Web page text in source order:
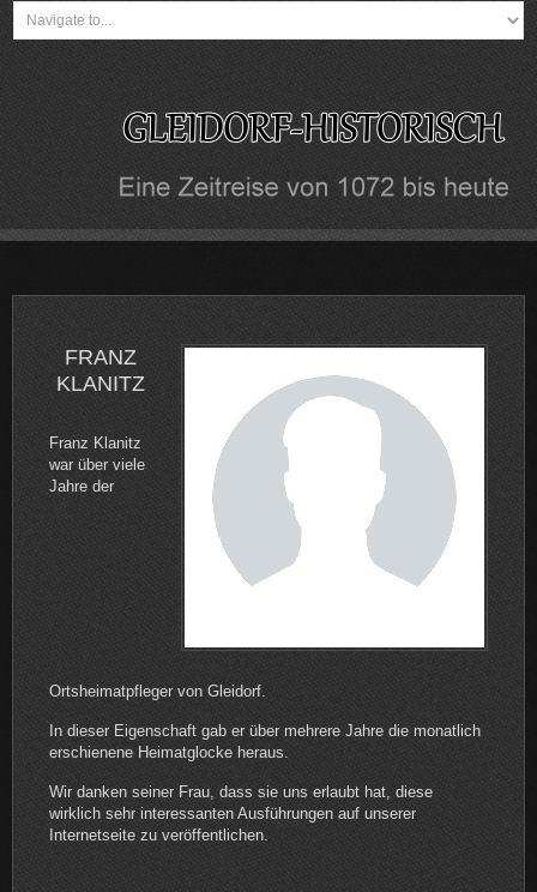
FRANZ
KLANITZ
Franz Klanitz
war über viele
Jahre der
Ortsheimatpfleger von Gleidorf.
In dieser Eigenschaft gab er über mehrere Jahre die monatlich
erschienene Heimatglocke heraus.
Wir danken seiner Frau, dass sie uns erlaubt hat, diese
wirklich sehr interessanten Ausführungen auf unserer
Internetseite zu veröffentlichen.